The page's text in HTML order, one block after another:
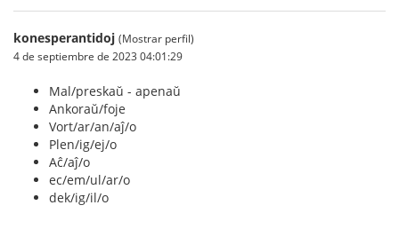
konesperantidoj (Mostrar perfil)
4 de septiembre de 2023 04:01:29
Mal/preskaŭ - apenaŭ
Ankoraŭ/foje
Vort/ar/an/aĵ/o
Plen/ig/ej/o
Aĉ/aĵ/o
ec/em/ul/ar/o
dek/ig/il/o